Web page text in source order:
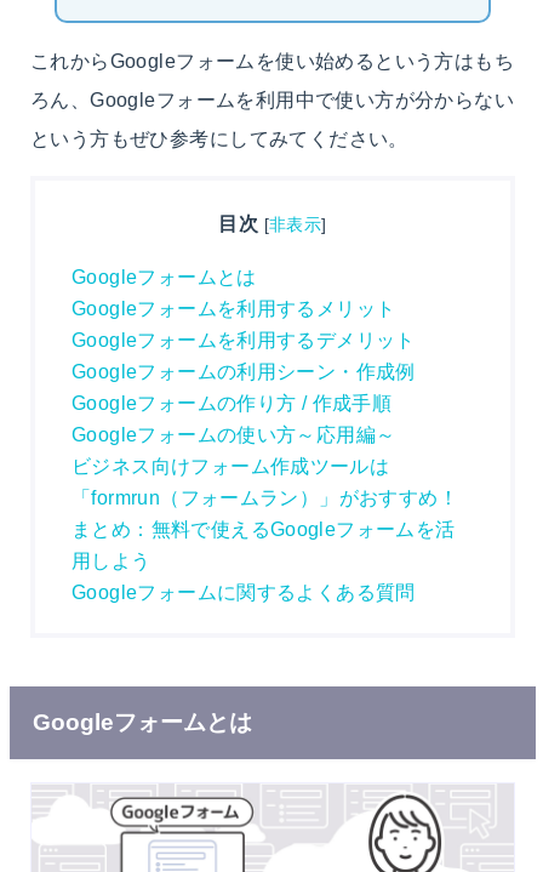
これからGoogleフォームを使い始めるという方はもち
ろん、Googleフォームを利用中で使い方が分からない
という方もぜひ参考にしてみてください。
目次 [非表示]
Googleフォームとは
Googleフォームを利用するメリット
Googleフォームを利用するデメリット
Googleフォームの利用シーン・作成例
Googleフォームの作り方 / 作成手順
Googleフォームの使い方～応用編～
ビジネス向けフォーム作成ツールは
「formrun（フォームラン）」がおすすめ！
まとめ：無料で使えるGoogleフォームを活
用しよう
Googleフォームに関するよくある質問
Googleフォームとは